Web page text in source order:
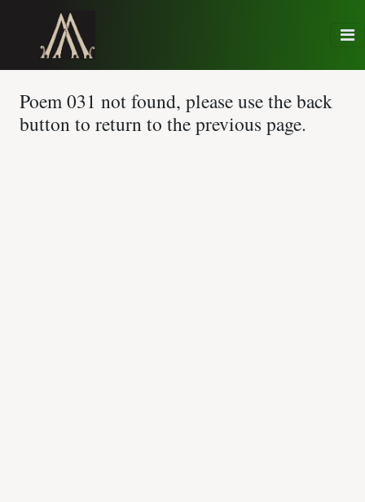
Poem 031 not found, please use the back
button to return to the previous page.